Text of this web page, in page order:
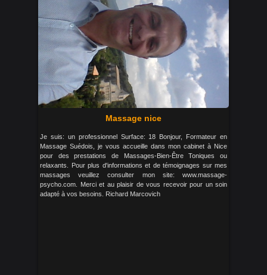
Massage nice
Je suis: un professionnel Surface: 18 Bonjour, Formateur en
Massage Suédois, je vous accueille dans mon cabinet à Nice
pour des prestations de Massages-Bien-Être Toniques ou
relaxants. Pour plus d'informations et de témoignages sur mes
massages veuillez consulter mon site: www.massage-
psycho.com. Merci et au plaisir de vous recevoir pour un soin
adapté à vos besoins. Richard Marcovich